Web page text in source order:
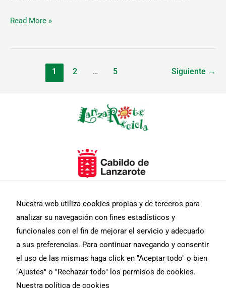
Read More »
1 2 … 5 Siguiente →
Nuestra web utiliza cookies propias y de terceros para
analizar su navegación con fines estadísticos y
funcionales con el fin de mejorar el servicio y adecuarlo
a sus preferencias. Para continuar navegando y consentir
el uso de las mismas haga click en "Aceptar todo" o bien
"Ajustes" o "Rechazar todo" los permisos de cookies.
Nuestra política de cookies